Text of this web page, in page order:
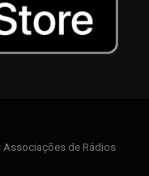
Associações de Rádios